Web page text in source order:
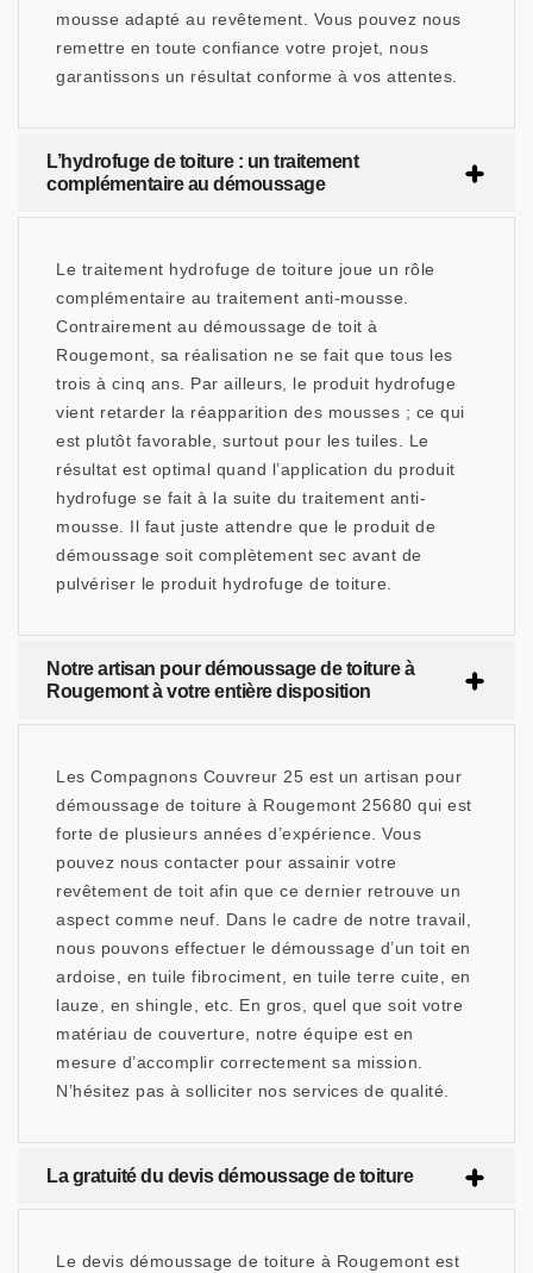
mousse adapté au revêtement. Vous pouvez nous
remettre en toute confiance votre projet, nous
garantissons un résultat conforme à vos attentes.
L’hydrofuge de toiture : un traitement
complémentaire au démoussage
Le traitement hydrofuge de toiture joue un rôle
complémentaire au traitement anti-mousse.
Contrairement au démoussage de toit à
Rougemont, sa réalisation ne se fait que tous les
trois à cinq ans. Par ailleurs, le produit hydrofuge
vient retarder la réapparition des mousses ; ce qui
est plutôt favorable, surtout pour les tuiles. Le
résultat est optimal quand l’application du produit
hydrofuge se fait à la suite du traitement anti-
mousse. Il faut juste attendre que le produit de
démoussage soit complètement sec avant de
pulvériser le produit hydrofuge de toiture.
Notre artisan pour démoussage de toiture à
Rougemont à votre entière disposition
Les Compagnons Couvreur 25 est un artisan pour
démoussage de toiture à Rougemont 25680 qui est
forte de plusieurs années d’expérience. Vous
pouvez nous contacter pour assainir votre
revêtement de toit afin que ce dernier retrouve un
aspect comme neuf. Dans le cadre de notre travail,
nous pouvons effectuer le démoussage d’un toit en
ardoise, en tuile fibrociment, en tuile terre cuite, en
lauze, en shingle, etc. En gros, quel que soit votre
matériau de couverture, notre équipe est en
mesure d’accomplir correctement sa mission.
N’hésitez pas à solliciter nos services de qualité.
La gratuité du devis démoussage de toiture
Le devis démoussage de toiture à Rougemont est